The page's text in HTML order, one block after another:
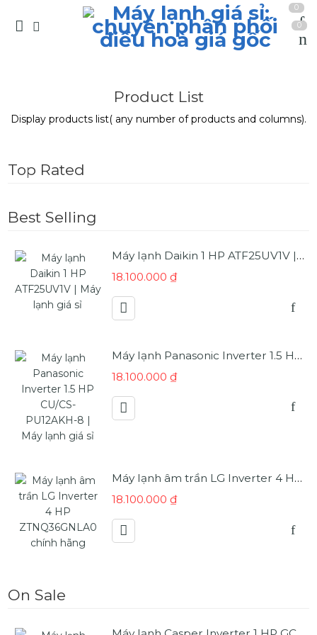
0
0
Product List
Display products list( any number of products and columns).
Top Rated
Best Selling
Máy lạnh Daikin 1 HP ATF25UV1V | Máy lạnh giá sỉ
18.100.000 ₫
Máy lạnh Panasonic Inverter 1.5 HP CU/CS-PU12AKH-8 | Máy lạnh giá sỉ
18.100.000 ₫
Máy lạnh âm trần LG Inverter 4 HP ZTNQ36GNLA0 chính hãng
18.100.000 ₫
On Sale